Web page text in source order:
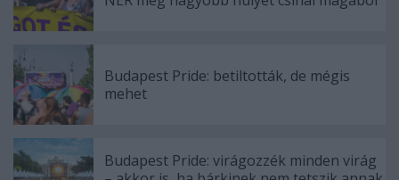
Budapest Pride: betiltották, de mégis
mehet
Budapest Pride: virágozzék minden virág